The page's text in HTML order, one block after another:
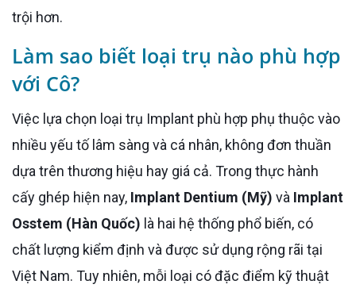
trội hơn.
Làm sao biết loại trụ nào phù hợp
với Cô?
Việc lựa chọn loại trụ Implant phù hợp phụ thuộc vào
nhiều yếu tố lâm sàng và cá nhân, không đơn thuần
dựa trên thương hiệu hay giá cả. Trong thực hành
cấy ghép hiện nay, Implant Dentium (Mỹ) và Implant
Osstem (Hàn Quốc) là hai hệ thống phổ biến, có
chất lượng kiểm định và được sử dụng rộng rãi tại
Việt Nam. Tuy nhiên, mỗi loại có đặc điểm kỹ thuật